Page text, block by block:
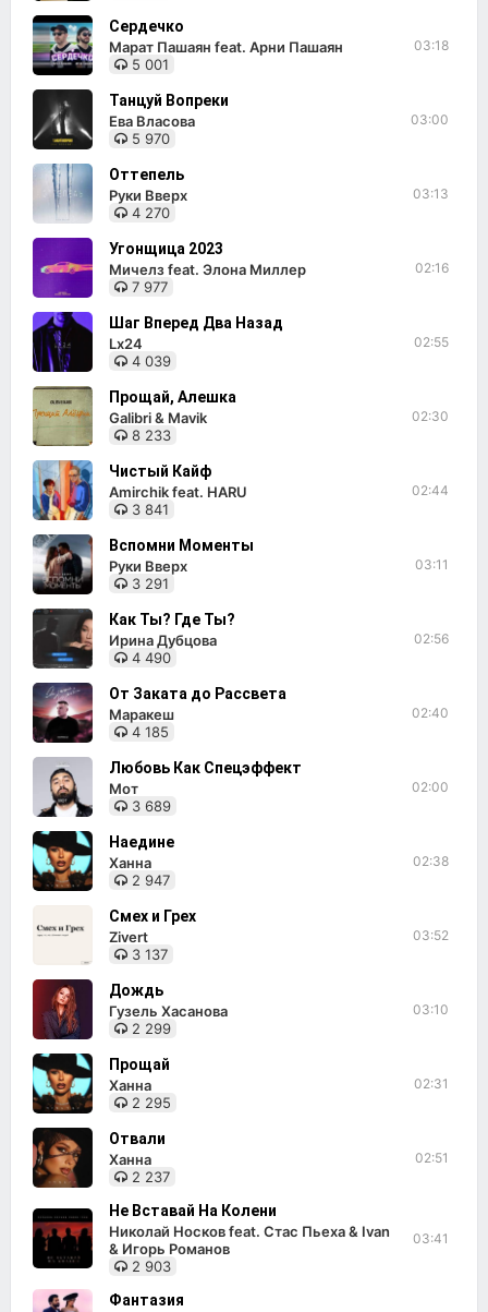
Сердечко
Марат Пашаян feat. Арни Пашаян
5 001
03:18
Танцуй Вопреки
Ева Власова
5 970
03:00
Оттепель
Руки Вверх
4 270
03:13
Угонщица 2023
Мичелз feat. Элона Миллер
7 977
02:16
Шаг Вперед Два Назад
Lx24
4 039
02:55
Прощай, Алешка
Galibri & Mavik
8 233
02:30
Чистый Кайф
Amirchik feat. HARU
3 841
02:44
Вспомни Моменты
Руки Вверх
3 291
03:11
Как Ты? Где Ты?
Ирина Дубцова
4 490
02:56
От Заката до Рассвета
Маракеш
4 185
02:40
Любовь Как Спецэффект
Мот
3 689
02:00
Наедине
Ханна
2 947
02:38
Смех и Грех
Zivert
3 137
03:52
Дождь
Гузель Хасанова
2 299
03:10
Прощай
Ханна
2 295
02:31
Отвали
Ханна
2 237
02:51
Не Вставай На Колени
Николай Носков feat. Стас Пьеха & Ivan
& Игорь Романов
2 903
03:41
Фантазия